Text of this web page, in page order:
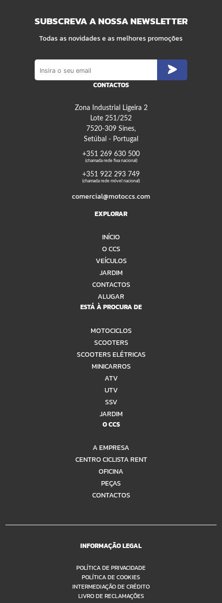
SUBSCREVA A NOSSA NEWSLETTER
Todas as novidades e as melhores promoções
CONTACTOS
Zona Industrial Ligeira 2
Lote 251/252
7520-309 Sines,
Setúbal - Portugal
+351 269 630 500
(chamada rede fixa nacional)
+351 922 293 749
(chamada rede móvel nacional)
comercial@motoccs.com
EXPLORAR
INÍCIO
O CCS
VEÍCULOS
JARDIM
CONTACTOS
ALUGAR
ESTÁ À PROCURA DE
MOTOCICLOS
SCOOTERS
SCOOTERS ELÉTRICAS
MINICARROS
ATV
UTV
SSV
JARDIM
O CCS
A EMPRESA
CENTRO CICLISTA RENT
OFICINA
PEÇAS
CONTACTOS
INFORMAÇÃO LEGAL
POLÍTICA DE PRIVACIDADE
POLÍTICA DE COOKIES
INTERMEDIAÇÃO DE CRÉDITO
LIVRO DE RECLAMAÇÕES